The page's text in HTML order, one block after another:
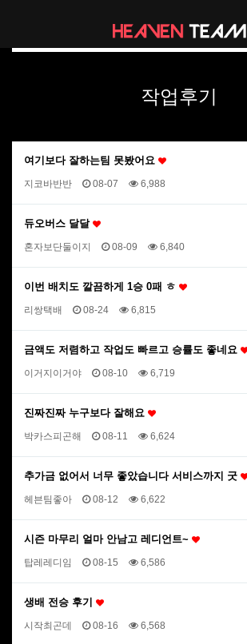
작업후기
여기보다 잘하는팀 못봤어요
지코바반반 08-07 6,988
듀오버스 달달
혼자보단둘이지 08-09 6,840
이번 배치도 깔끔하게 1승 0패 ㅎ
리쌍택배 08-24 6,815
금액도 저렴하고 작업도 빠르고 승률도 좋네요
이거지이거야 08-10 6,719
진짜진짜 누구보다 잘해요
박카스피곤해 08-11 6,624
추가금 없어서 너무 좋았습니다 서비스까지 굿
헤븐팀좋아 08-12 6,622
시즌 마무리 얼마 안남고 레디언트~
탑레레디임 08-15 6,586
생배 전승 후기
시작최곤데 08-16 6,568